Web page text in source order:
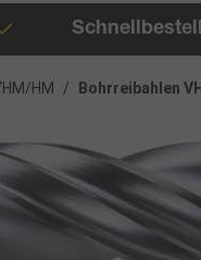
HM / Bohrreibahlen